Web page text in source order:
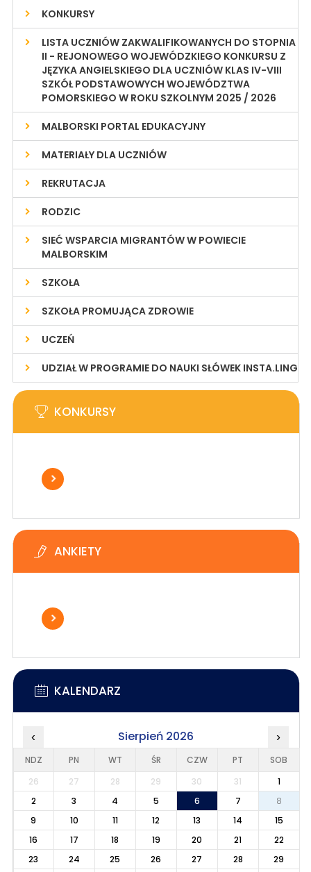
KONKURSY
LISTA UCZNIÓW ZAKWALIFIKOWANYCH DO STOPNIA
II - REJONOWEGO WOJEWÓDZKIEGO KONKURSU Z
JĘZYKA ANGIELSKIEGO DLA UCZNIÓW KLAS IV-VIII
SZKÓŁ PODSTAWOWYCH WOJEWÓDZTWA
POMORSKIEGO W ROKU SZKOLNYM 2025 / 2026
MALBORSKI PORTAL EDUKACYJNY
MATERIAŁY DLA UCZNIÓW
REKRUTACJA
RODZIC
SIEĆ WSPARCIA MIGRANTÓW W POWIECIE
MALBORSKIM
SZKOŁA
SZKOŁA PROMUJĄCA ZDROWIE
UCZEŃ
UDZIAŁ W PROGRAMIE DO NAUKI SŁÓWEK INSTA.LING
KONKURSY
ANKIETY
KALENDARZ
‹ Sierpień 2026 ›
NDZ PN WT ŚR CZW PT
SOB
26
27 28 29 30 31
1
2
3 4 5 6 7
8
9
10 11 12 13 14
15
16
17 18 19 20 21
22
23
24 25 26 27 28
29